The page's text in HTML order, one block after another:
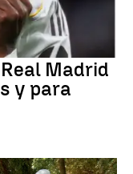
Madrid
y para